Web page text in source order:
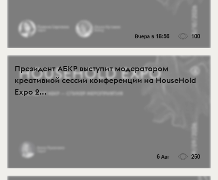
Вчера в 18:56 100
Президент АБКР выступит модератором
креативной сессии конференции на HouseHold
Expo 2...
6 Авг 250